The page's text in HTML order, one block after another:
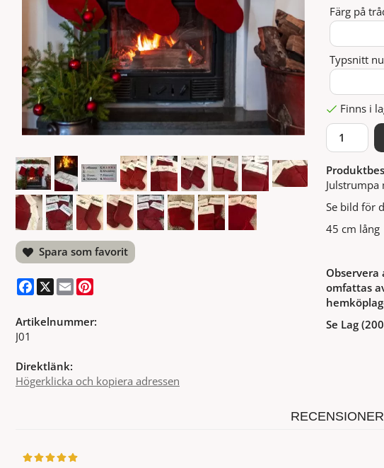
Färg på
Typsnitt
Finns i
Se bild för
45 cm lång
omfattas
Se Lag
Spara som favorit
Facebook
X Email
Artikelnummer:
J01
Direktlänk:
Högerklicka och kopiera adressen
RECENSIONER